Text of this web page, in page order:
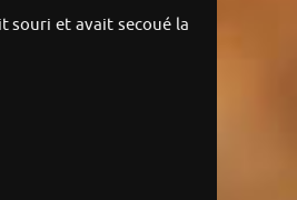
souri et avait secoué la